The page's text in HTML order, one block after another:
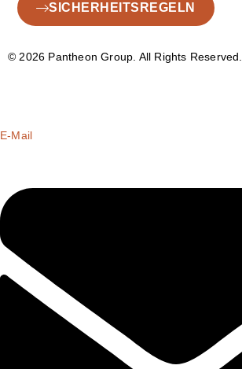
SICHERHEITSREGELN
© 2026 Pantheon Group. All Rights Reserved.
E-Mail